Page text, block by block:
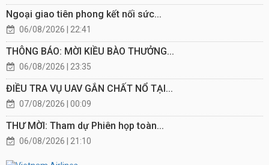
Ngoại giao tiên phong kết nối sức...
06/08/2026 | 22:41
THÔNG BÁO: MỜI KIỀU BÀO THƯỞNG...
06/08/2026 | 23:35
ĐIỀU TRA VỤ UAV GẮN CHẤT NỔ TẠI...
07/08/2026 | 00:09
THƯ MỜI: Tham dự Phiên họp toàn...
06/08/2026 | 21:10